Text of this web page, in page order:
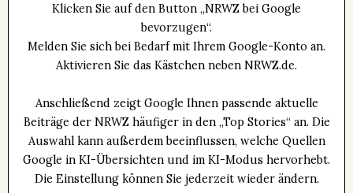
Klicken Sie auf den Button „NRWZ bei Google
bevorzugen“.
Melden Sie sich bei Bedarf mit Ihrem Google-Konto an.
Aktivieren Sie das Kästchen neben NRWZ.de.
Anschließend zeigt Google Ihnen passende aktuelle
Beiträge der NRWZ häufiger in den „Top Stories“ an. Die
Auswahl kann außerdem beeinflussen, welche Quellen
Google in KI-Übersichten und im KI-Modus hervorhebt.
Die Einstellung können Sie jederzeit wieder ändern.